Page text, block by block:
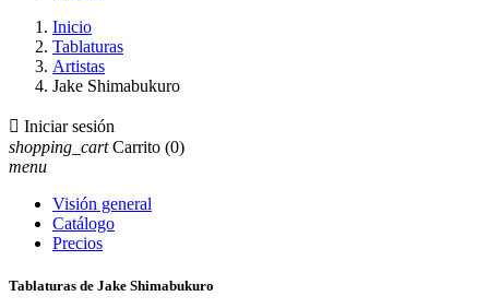
Inicio
Tablaturas
Artistas
Jake Shimabukuro
 Iniciar sesión
shopping_cart Carrito (0)
menu
Visión general
Catálogo
Precios
Tablaturas de Jake Shimabukuro